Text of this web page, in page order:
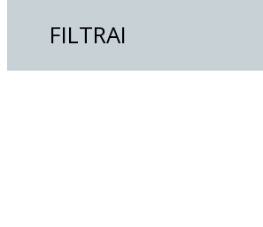
FILTRAI